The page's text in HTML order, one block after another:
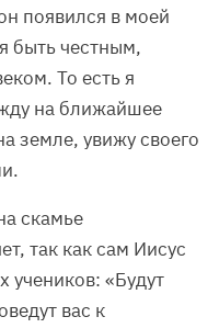
появился в моей
быть честным,
То есть я
на ближайшее
земле, увижу своего
скамье
так как сам Иисус
учеников: «Будут
вас к